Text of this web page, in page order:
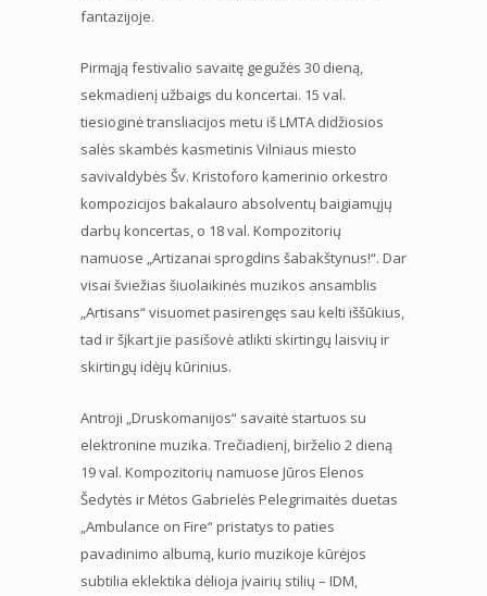
fantazijoje.
Pirmąją festivalio savaitę gegužės 30 dieną,
sekmadienį užbaigs du koncertai. 15 val.
tiesioginė transliacijos metu iš LMTA didžiosios
salės skambės kasmetinis Vilniaus miesto
savivaldybės Šv. Kristoforo kamerinio orkestro
kompozicijos bakalauro absolventų baigiamųjų
darbų koncertas, o 18 val. Kompozitorių
namuose „Artizanai sprogdins šabakštynus!“. Dar
visai šviežias šiuolaikinės muzikos ansamblis
„Artisans“ visuomet pasirengęs sau kelti iššūkius,
tad ir šįkart jie pasišovė atlikti skirtingų laisvių ir
skirtingų idėjų kūrinius.
Antroji „Druskomanijos“ savaitė startuos su
elektronine muzika. Trečiadienį, birželio 2 dieną
19 val. Kompozitorių namuose Jūros Elenos
Šedytės ir Mėtos Gabrielės Pelegrimaitės duetas
„Ambulance on Fire“ pristatys to paties
pavadinimo albumą, kurio muzikoje kūrėjos
subtilia eklektika dėlioja įvairių stilių – IDM,